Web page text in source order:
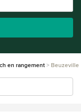
en rangement Beuzeville